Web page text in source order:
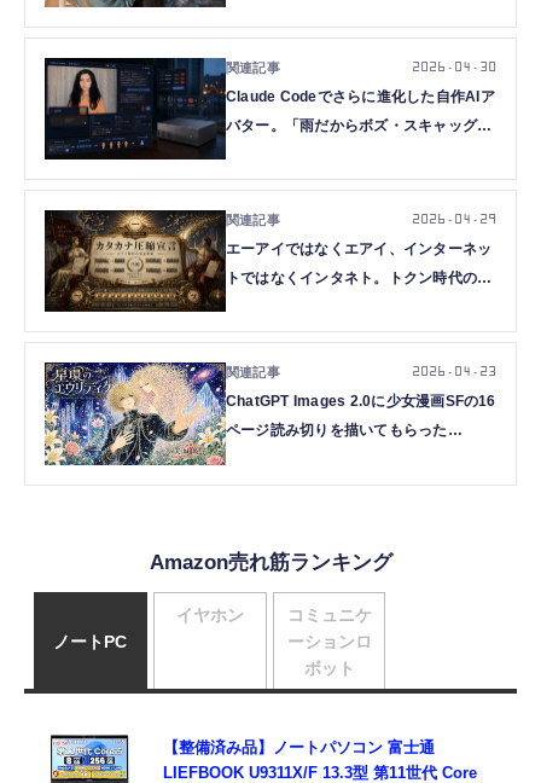
ディングした結末（CloseBox）
Claude Codeでさらに進化した自作AIア
バター。「雨だからボズ・スキャッグズ
できるようになった（CloseBox）
2026.04.30
エーアイではなくエアイ、インターネッ
トではなくインタネト。トクン時代のカ
考古学（CloseBox）
2026.04.29
ChatGPT Images 2.0に少女漫画SFの16
ページ読み切りを描いてもらった
2026.04.23
Amazon売れ筋ランキング
ノートPC
【整備済み品】ノートパソコン 富士通
LIEFBOOK U9311X/F 13.3型 第11世代 Core
イヤホン
コミュニケ
ーションロ
ボット